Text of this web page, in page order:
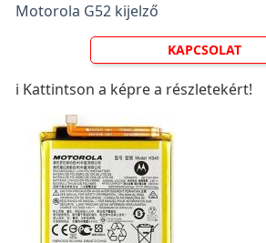
Motorola G52 kijelző
KAPCSOLAT
ℹ️ Kattintson a képre a részletekért!